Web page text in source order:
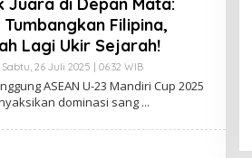
N
E
W
I
N
Juara di Depan Mata:
Filipina,
Lagi Ukir Sejarah!
Sabtu, 26 Juli 2025 | 06:32 WIBO
L
E
H
E
ASEAN U-23 Mandiri Cup 2025
dominasi sang
Istana Dibuka,
Warga Berebut Kuota
Daerah, Nasional |
Rabu, 5 Agustus 2026 |
WIB